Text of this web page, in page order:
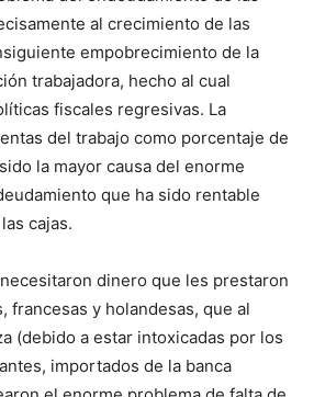
al crecimiento de las
empobrecimiento de la
trabajadora, hecho al cual
fiscales regresivas. La
del trabajo como porcentaje de
la mayor causa del enorme
que ha sido rentable
cajas.
dinero que les prestaron
francesas y holandesas, que al
(debido a estar intoxicadas por los
importados de la banca